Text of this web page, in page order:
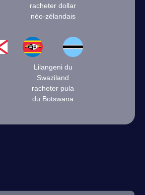
racheter dollar
néo-zélandais
Lilangeni du
Swaziland
racheter pula
du Botswana